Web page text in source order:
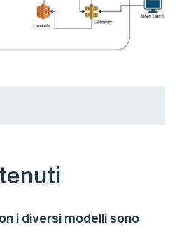
i diversi modelli sono